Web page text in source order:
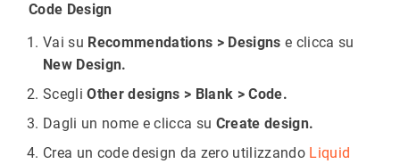
Code Design
Vai su Recommendations > Designs e clicca su
New Design.
ScegliOther designs > Blank > Code.
Dagli un nome e clicca su Create design.
Crea un code design da zero utilizzando Liquid